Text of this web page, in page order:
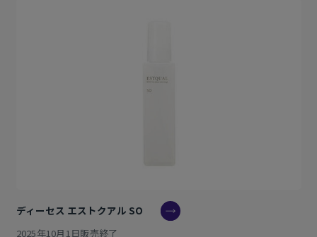
ディーセス エストクアル SO
2025年10月1日販売終了